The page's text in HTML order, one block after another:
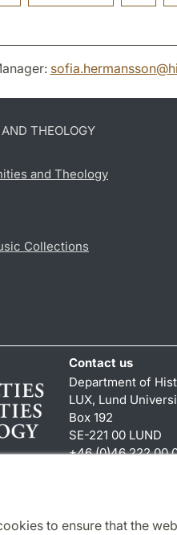
to ensure that the
sofia.hermansson@
THEOLOGY
and Theology
Collections
Contact us
Department of
LUX, Lund
Box 192
SE-221 00 LUND
+46 (0)46 222 00